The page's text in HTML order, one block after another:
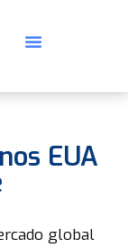
EUA
global